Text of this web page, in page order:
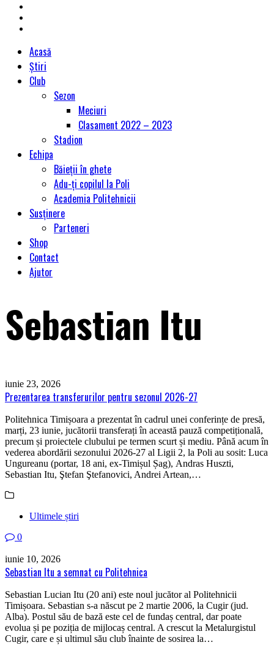
Acasă
Știri
Club
Sezon
Meciuri
Clasament 2022 – 2023
Stadion
Echipa
Băieții în ghete
Adu-ți copilul la Poli
Academia Politehnicii
Susținere
Parteneri
Shop
Contact
Ajutor
Sebastian Itu
iunie 23, 2026
Prezentarea transferurilor pentru sezonul 2026-27
Politehnica Timișoara a prezentat în cadrul unei conferințe de presă,
marți, 23 iunie, jucătorii transferați în această pauză competițională,
precum și proiectele clubului pe termen scurt și mediu. Până acum în
vederea abordării sezonului 2026-27 al Ligii 2, la Poli au sosit: Luca
Ungureanu (portar, 18 ani, ex-Timișul Șag), Andras Huszti,
Sebastian Itu, Ştefan Ştefanovici, Andrei Artean,…
Ultimele știri
0
iunie 10, 2026
Sebastian Itu a semnat cu Politehnica
Sebastian Lucian Itu (20 ani) este noul jucător al Politehnicii
Timișoara. Sebastian s-a născut pe 2 martie 2006, la Cugir (jud.
Alba). Postul său de bază este cel de fundaș central, dar poate
evolua și pe poziția de mijlocaș central. A crescut la Metalurgistul
Cugir, care e și ultimul său club înainte de sosirea la…